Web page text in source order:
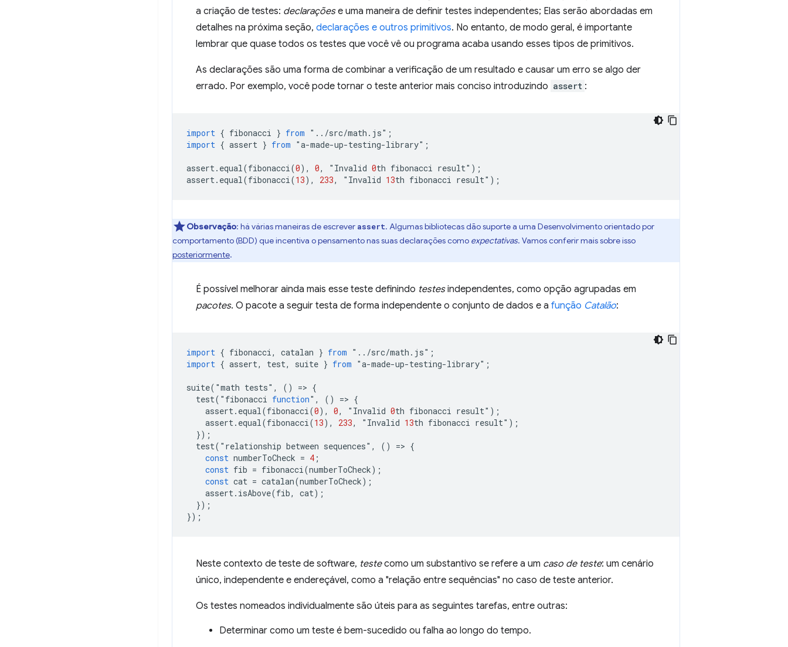
a criação de testes: declaraçõese uma maneira de definir testes independentes; Elas serão abordadas em
detalhes na próxima seção, declarações e outros primitivos. No entanto, de modo geral, é importante
lembrar que quase todos os testes que você vê ou programa acaba usando esses tipos de primitivos.
As declarações são uma forma de combinar a verificação de um resultado e causar um erro se algo der
errado. Por exemplo, você pode tornar o teste anterior mais conciso introduzindo assert :
import { fibonacci } from " .. /src/math . js" ;
import { assert } from "a-made-up-testing-library" ;
assert. equal(fibonacci(0), 0, " Invalid 0th fibonacci result" );
assert. equal(fibonacci(13), 233, " Invalid 13th fibonacci result" );
Observação: há várias maneiras de escrever assert. Algumas bibliotecas dão suporte a uma Desenvolvimento orientado por
comportamento (BDD) que incentiva o pensamento nas suas declarações como expectativas. Vamos conferir mais sobre isso
posteriormente.
É possível melhorar ainda mais esse teste definindo testesindependentes, como opção agrupadas em
pacotes. O pacote a seguir testa de forma independente o conjunto de dados e a função Catalão:
import { fibonacci, catalan } from " .. /src/math . js" ;
import { assert, test, suite } from "a-made-up-testing-library" ;
suite( "math tests" , () => {
test( " fibonacci function" , () => {
assert. equal(fibonacci(0), 0, " Invalid 0th fibonacci result" );
assert. equal(fibonacci(13), 233, " Invalid 13th fibonacci result" );
});
test( " relationship between sequences" , () => {
const numberToCheck = 4 ;
const fib = fibonacci(numberToCheck);
const cat = catalan(numberToCheck);
assert. isAbove(fib, cat);
});
});
Neste contexto de teste de software, testecomo um substantivo se refere a um caso de teste: um cenário
único, independente e endereçável, como a "relação entre sequências" no caso de teste anterior.
Os testes nomeados individualmente são úteis para as seguintes tarefas, entre outras:
Determinar como um teste é bem-sucedido ou falha ao longo do tempo.